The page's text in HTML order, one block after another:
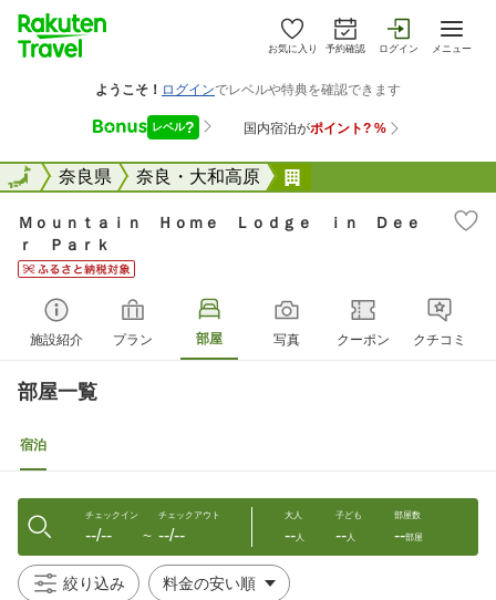
お気に入り 予約確認 ログイン メニュー
全国奈良県 奈良・大和高原
全国
Ｍｏｕｎｔａｉｎ Ｈｏｍｅ Ｌｏｄｇｅ ｉｎ Ｄｅｅ
ｒ Ｐａｒｋ
施設紹介 プラン 部屋 写真 クーポン クチコミ
部屋一覧
宿泊
チェックイン
--/-- 〜
チェックアウト
--/--
大人
--人
子ども
--人
部屋数
--部屋
絞り込み